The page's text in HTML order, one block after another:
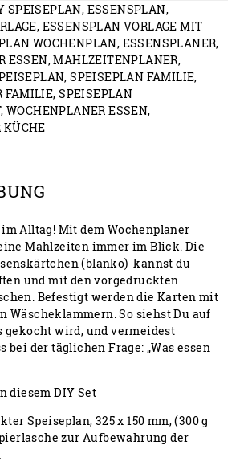
SPEISEPLAN, ESSENSPLAN,
, ESSENSPLAN VORLAGE MIT
WOCHENPLAN, ESSENSPLANER,
ESSEN,MAHLZEITENPLANER,
,SPEISEPLAN FAMILIE,
FAMILIE,SPEISEPLAN
, WOCHENPLANER ESSEN,
KÜCHE
Alltag! Mit dem Wochenplaner
Mahlzeiten immer im Blick. Die
(blanko) kannst du
und mit den vorgedruckten
Befestigt werden die Karten mit
Wäscheklammern. So siehst Du auf
gekocht wird, und vermeidest
bei der täglichen Frage: „Was essen
diesem DIY Set
Speiseplan, 325 x 150 mm, (300 g
zur Aufbewahrung der